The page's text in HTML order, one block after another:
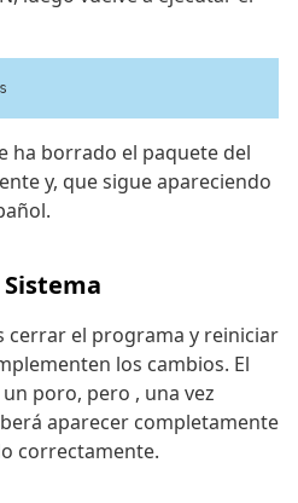
ha borrado el paquete del
y, que sigue apareciendo
cerrar el programa y reiniciar
los cambios. El
poro, pero , una vez
aparecer completamente
correctamente.